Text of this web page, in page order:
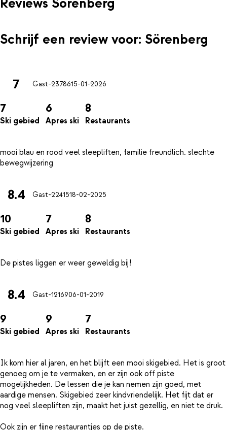
Schrijf een review voor: Sörenberg
7 Gast-2378615-01-2026
7
Ski gebied
6
Apres ski
8
Restaurants
mooi blau en rood veel sleepliften, familie freundlich. slechte
8.4 Gast-2241518-02-2025
10
Ski gebied
7
Apres ski
8
Restaurants
8.4 Gast-1216906-01-2019
9
Ski gebied
9
Apres ski
7
Restaurants
Ik kom hier al jaren, en het blijft een mooi skigebied. Het is groot
genoeg om je te vermaken, en er zijn ook off piste
mogelijkheden. De lessen die je kan nemen zijn goed, met
aardige mensen. Skigebied zeer kindvriendelijk. Het fijt dat er
nog veel sleepliften zijn, maakt het juist gezellig, en niet te druk.
Ook zijn er fijne restaurantjes op de piste.